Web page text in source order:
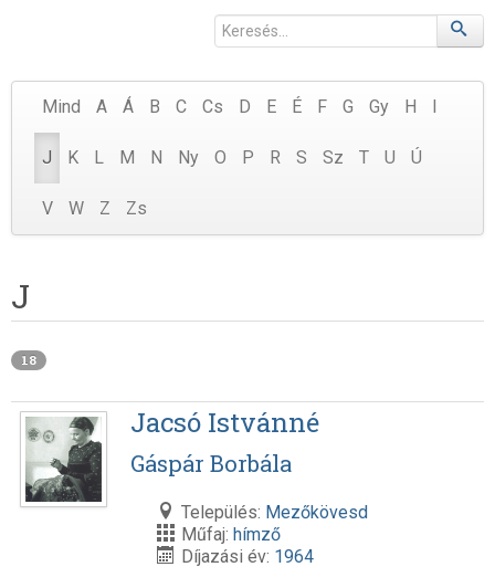
Mind A Á B C Cs D E É F G Gy H
J K L M N Ny O P R S Sz T U Ú
V W Z Zs
J
18
Jacsó Istvánné
Gáspár Borbála
Település: Mezőkövesd
Műfaj: hímző
Díjazási év: 1964